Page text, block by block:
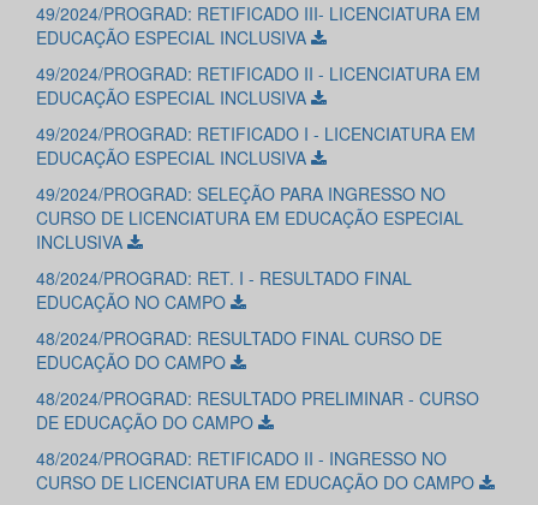
49/2024/PROGRAD: RETIFICADO III- LICENCIATURA EM
EDUCAÇÃO ESPECIAL INCLUSIVA
49/2024/PROGRAD: RETIFICADO II - LICENCIATURA EM
EDUCAÇÃO ESPECIAL INCLUSIVA
49/2024/PROGRAD: RETIFICADO I - LICENCIATURA EM
EDUCAÇÃO ESPECIAL INCLUSIVA
49/2024/PROGRAD: SELEÇÃO PARA INGRESSO NO
CURSO DE LICENCIATURA EM EDUCAÇÃO ESPECIAL
INCLUSIVA
48/2024/PROGRAD: RET. I - RESULTADO FINAL
EDUCAÇÃO NO CAMPO
48/2024/PROGRAD: RESULTADO FINAL CURSO DE
EDUCAÇÃO DO CAMPO
48/2024/PROGRAD: RESULTADO PRELIMINAR - CURSO
DE EDUCAÇÃO DO CAMPO
48/2024/PROGRAD: RETIFICADO II - INGRESSO NO
CURSO DE LICENCIATURA EM EDUCAÇÃO DO CAMPO